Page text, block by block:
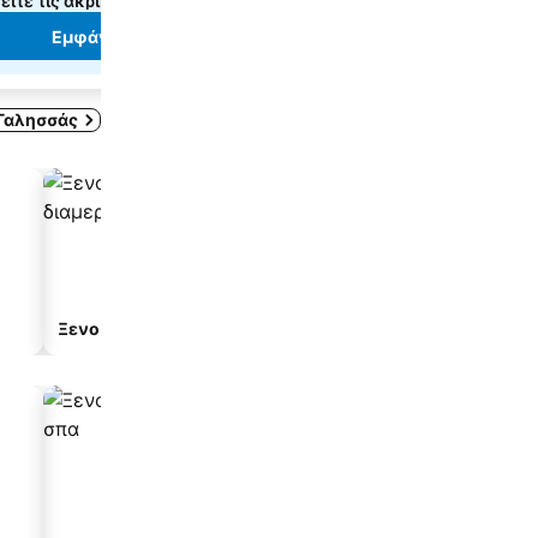
Εμφάνιση τιμών
Ξενοδοχείο διαμερισμάτων